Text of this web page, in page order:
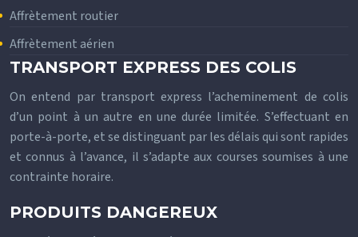
Affrètement routier
Affrètement aérien
TRANSPORT EXPRESS DES COLIS
On entend par transport express l’acheminement de colis
d’un point à un autre en une durée limitée. S’effectuant en
porte-à-porte, et se distinguant par les délais qui sont rapides
et connus à l’avance, il s’adapte aux courses soumises à une
contrainte horaire.
PRODUITS DANGEREUX